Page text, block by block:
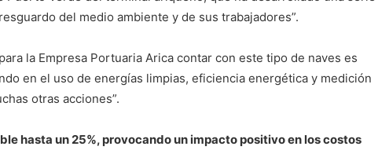
del medio ambiente y de sus trabajadores”.
la Empresa Portuaria Arica contar con este tipo de naves es
en el uso de energías limpias, eficiencia energética y medición
otras acciones”.
hasta un 25%, provocando un impacto positivo en los costos